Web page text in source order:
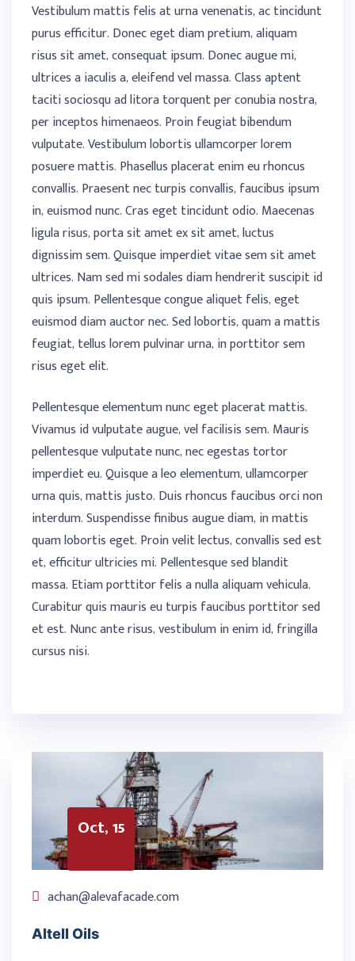
Vestibulum mattis felis at urna venenatis, ac tincidunt
purus efficitur. Donec eget diam pretium, aliquam
risus sit amet, consequat ipsum. Donec augue mi,
ultrices a iaculis a, eleifend vel massa. Class aptent
taciti sociosqu ad litora torquent per conubia nostra,
per inceptos himenaeos. Proin feugiat bibendum
vulputate. Vestibulum lobortis ullamcorper lorem
posuere mattis. Phasellus placerat enim eu rhoncus
convallis. Praesent nec turpis convallis, faucibus ipsum
in, euismod nunc. Cras eget tincidunt odio. Maecenas
ligula risus, porta sit amet ex sit amet, luctus
dignissim sem. Quisque imperdiet vitae sem sit amet
ultrices. Nam sed mi sodales diam hendrerit suscipit id
quis ipsum. Pellentesque congue aliquet felis, eget
euismod diam auctor nec. Sed lobortis, quam a mattis
feugiat, tellus lorem pulvinar urna, in porttitor sem
risus eget elit.
Pellentesque elementum nunc eget placerat mattis.
Vivamus id vulputate augue, vel facilisis sem. Mauris
pellentesque vulputate nunc, nec egestas tortor
imperdiet eu. Quisque a leo elementum, ullamcorper
urna quis, mattis justo. Duis rhoncus faucibus orci non
interdum. Suspendisse finibus augue diam, in mattis
quam lobortis eget. Proin velit lectus, convallis sed est
et, efficitur ultricies mi. Pellentesque sed blandit
massa. Etiam porttitor felis a nulla aliquam vehicula.
Curabitur quis mauris eu turpis faucibus porttitor sed
et est. Nunc ante risus, vestibulum in enim id, fringilla
cursus nisi.
Oct, 15
achan@alevafacade.com
Altell Oils